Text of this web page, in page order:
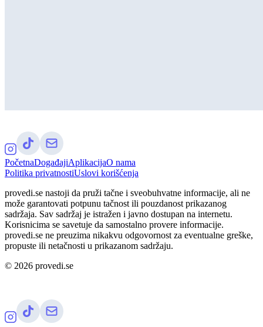
PočetnaDogađajiAplikacijaO nama
Politika privatnostiUslovi korišćenja
provedi.se nastoji da pruži tačne i sveobuhvatne informacije, ali ne
može garantovati potpunu tačnost ili pouzdanost prikazanog
sadržaja. Sav sadržaj je istražen i javno dostupan na internetu.
Korisnicima se savetuje da samostalno provere informacije.
provedi.se ne preuzima nikakvu odgovornost za eventualne greške,
propuste ili netačnosti u prikazanom sadržaju.
© 2026 provedi.se